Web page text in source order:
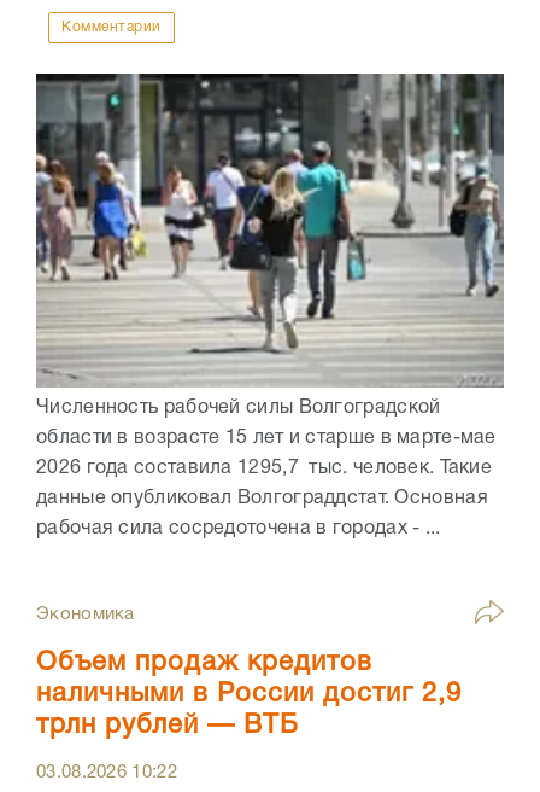
Комментарии
Численность рабочей силы Волгоградской
области в возрасте 15 лет и старше в марте-мае
2026 года составила 1295,7 тыс. человек. Такие
данные опубликовал Волгограддстат. Основная
рабочая сила сосредоточена в городах - ...
Экономика
Объем продаж кредитов
наличными в России достиг 2,9
трлн рублей — ВТБ
03.08.2026 10:22